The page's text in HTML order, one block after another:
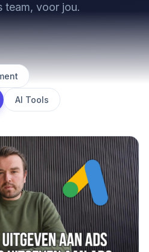
team, voor jou.
AI Tools